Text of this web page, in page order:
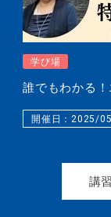
学び場
誰でもわかる！
開催日：2025/
講